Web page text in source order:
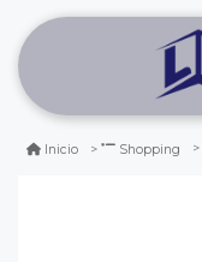
Inicio Shopping